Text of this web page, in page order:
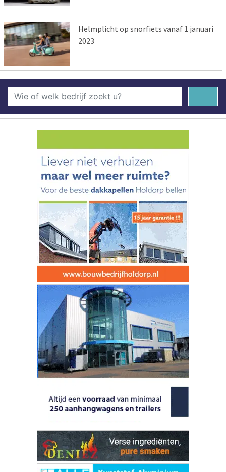
Helmplicht op snorfiets vanaf 1 januari
2023